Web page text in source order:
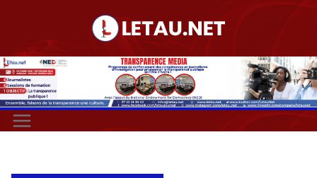
contenu